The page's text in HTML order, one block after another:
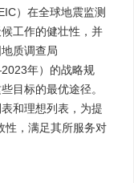
）在全球地震监测
工作的健壮性，并
质调查局
年）的战略规
目标的最优途径。
和理想列表，为提
性，满足其所服务对